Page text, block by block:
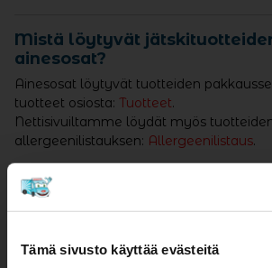
Tämä sivusto käyttää evästeitä
Mistä löytyvät
ainesosat?
Ainesosat löytyvät tuotteiden
tuotteet osiosta: Tuotteet.
Nettisivuiltamme löydät myös
allergeenilistauksen: Allergeenilistaus.
Ovatko Jätskiauton tuotteet
Jäätelöissä käytetty maito ja kerma on